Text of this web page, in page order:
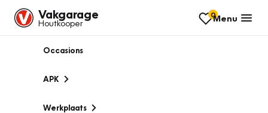
Vakgarage
Houtkooper
0Menu
Occasions
APK
Werkplaats